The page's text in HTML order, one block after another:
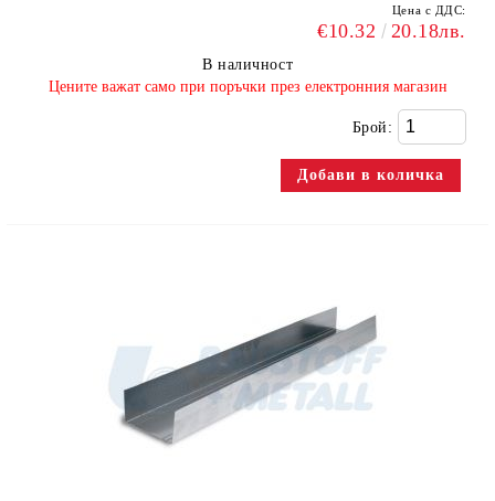
Цена с ДДС:
€10.32 20.18лв.
В наличност
​Цените важат само при поръчки през електронния магазин
Брой: